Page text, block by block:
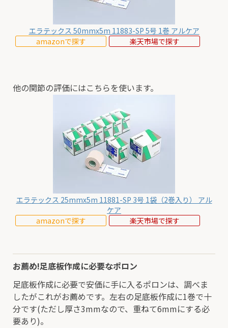
エラテックス 50mmx5m 11883-SP 5号 1巻 アルケア
amazonで探す
楽天市場で探す
他の関節の評価にはこちらを使います。
エラテックス 25mmx5m 11881-SP 3号 1袋（2巻入り） アル
ケア
amazonで探す
楽天市場で探す
お薦め!足底板作成に必要なポロン
足底板作成に必要で安価に手に入るポロンは、調べま
したがこれがお薦めです。左右の足底板作成に1巻で十
分です(ただし厚さ3mmなので、重ねて6mmにする必
要あり)。